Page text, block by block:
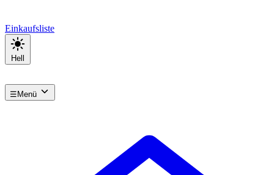
Einkaufsliste
Hell
☰ Menü